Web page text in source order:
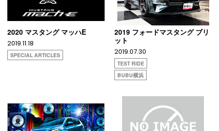
2020 マスタング マッハE
2019.11.18
SPECIAL ARTICLES
2019 フォードマスタング ブリ
ット
2019.07.30
TEST RIDE
BUBU横浜